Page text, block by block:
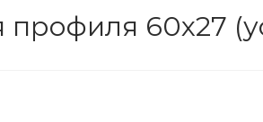
профиля 60х27